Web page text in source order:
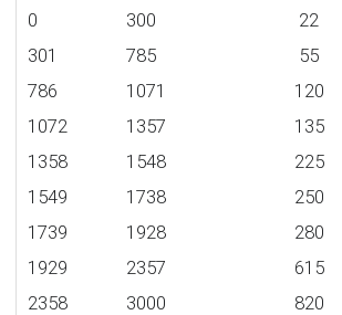
0
300
22
301
785
55
786
1071
120
1072
1357
135
1358
1548
225
1549
1738
250
1739
1928
280
1929
2357
615
2358
3000
820